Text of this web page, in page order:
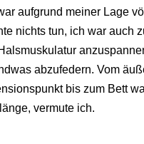
aufgrund meiner Lage
nichts tun, ich war auch
abzufedern. Vom
bis zum Bett
vermute ich.